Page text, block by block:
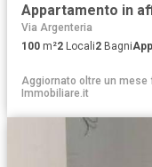
Appartamento in
Via Argenteria
100 m²2 Locali2 Bagni
Aggiornato oltre un mese
Immobiliare.it